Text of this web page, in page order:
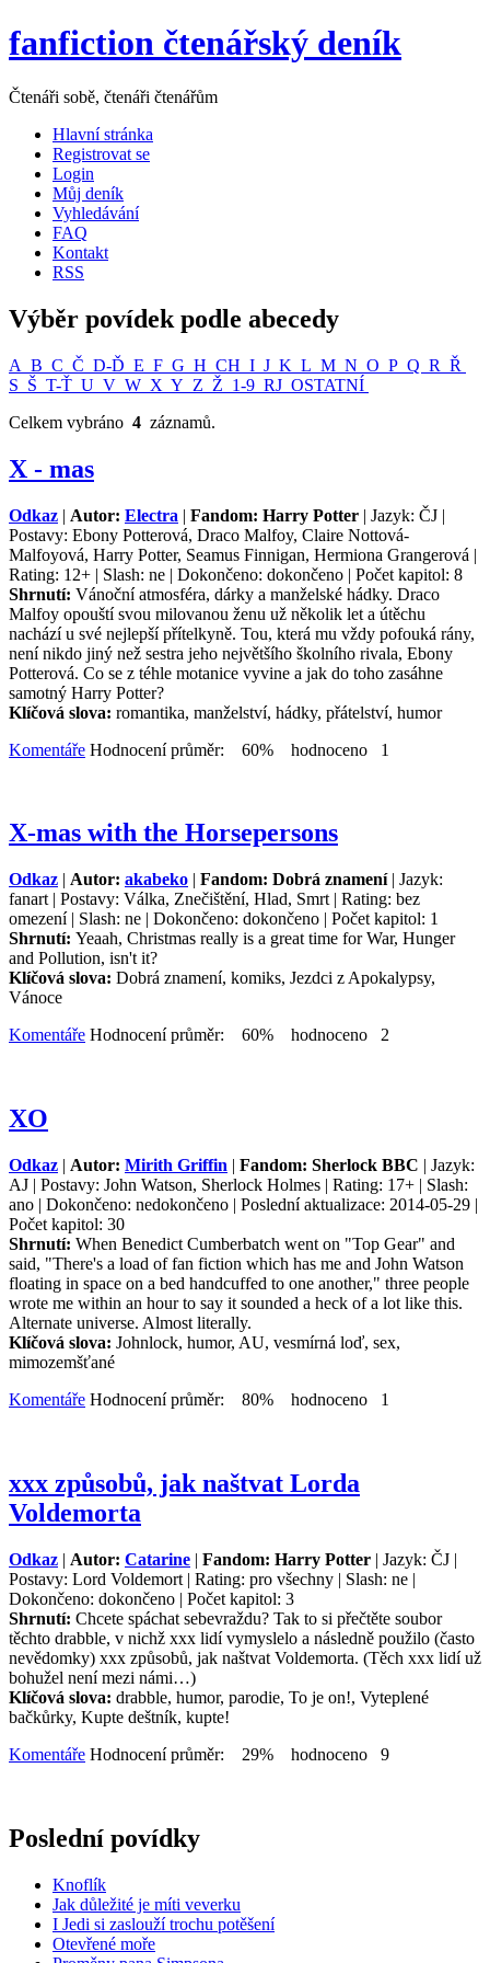
fanfiction čtenářský deník
Čtenáři sobě, čtenáři čtenářům
Hlavní stránka
Registrovat se
Login
Můj deník
Vyhledávání
FAQ
Kontakt
RSS
Výběr povídek podle abecedy
A B C Č D-Ď E F G H CH I J K L M N O P Q R Ř
S Š T-Ť U V W X Y Z Ž 1-9 RJ OSTATNÍ
Celkem vybráno 4 záznamů.
X - mas
Odkaz | Autor: Electra | Fandom: Harry Potter | Jazyk: ČJ |
Postavy: Ebony Potterová, Draco Malfoy, Claire Nottová-
Malfoyová, Harry Potter, Seamus Finnigan, Hermiona Grangerová |
Rating: 12+ | Slash: ne | Dokončeno: dokončeno | Počet kapitol: 8
Shrnutí: Vánoční atmosféra, dárky a manželské hádky. Draco
Malfoy opouští svou milovanou ženu už několik let a útěchu
nachází u své nejlepší přítelkyně. Tou, která mu vždy pofouká rány,
není nikdo jiný než sestra jeho největšího školního rivala, Ebony
Potterová. Co se z téhle motanice vyvine a jak do toho zasáhne
samotný Harry Potter?
Klíčová slova: romantika, manželství, hádky, přátelství, humor
Komentáře Hodnocení průměr: 60% hodnoceno 1
X-mas with the Horsepersons
Odkaz | Autor: akabeko | Fandom: Dobrá znamení| Jazyk:
fanart | Postavy: Válka, Znečištění, Hlad, Smrt | Rating: bez
omezení | Slash: ne | Dokončeno: dokončeno | Počet kapitol: 1
Shrnutí: Yeaah, Christmas really is a great time for War, Hunger
and Pollution, isn't it?
Klíčová slova: Dobrá znamení, komiks, Jezdci z Apokalypsy,
Vánoce
Komentáře Hodnocení průměr: 60% hodnoceno 2
XO
Odkaz | Autor: Mirith Griffin | Fandom: Sherlock BBC | Jazyk:
AJ | Postavy: John Watson, Sherlock Holmes | Rating: 17+ | Slash:
ano | Dokončeno: nedokončeno | Poslední aktualizace: 2014-05-29 |
Počet kapitol: 30
Shrnutí: When Benedict Cumberbatch went on "Top Gear" and
said, "There's a load of fan fiction which has me and John Watson
floating in space on a bed handcuffed to one another," three people
wrote me within an hour to say it sounded a heck of a lot like this.
Alternate universe. Almost literally.
Klíčová slova: Johnlock, humor, AU, vesmírná loď, sex,
mimozemšťané
Komentáře Hodnocení průměr: 80% hodnoceno 1
xxx způsobů, jak naštvat Lorda
Voldemorta
Odkaz | Autor: Catarine | Fandom: Harry Potter | Jazyk: ČJ |
Postavy: Lord Voldemort | Rating: pro všechny | Slash: ne |
Dokončeno: dokončeno | Počet kapitol: 3
Shrnutí: Chcete spáchat sebevraždu? Tak to si přečtěte soubor
těchto drabble, v nichž xxx lidí vymyslelo a následně použilo (často
nevědomky) xxx způsobů, jak naštvat Voldemorta. (Těch xxx lidí už
bohužel není mezi námi…)
Klíčová slova: drabble, humor, parodie, To je on!, Vyteplené
bačkůrky, Kupte deštník, kupte!
Komentáře Hodnocení průměr: 29% hodnoceno 9
Poslední povídky
Knoflík
Jak důležité je míti veverku
I Jedi si zaslouží trochu potěšení
Otevřené moře